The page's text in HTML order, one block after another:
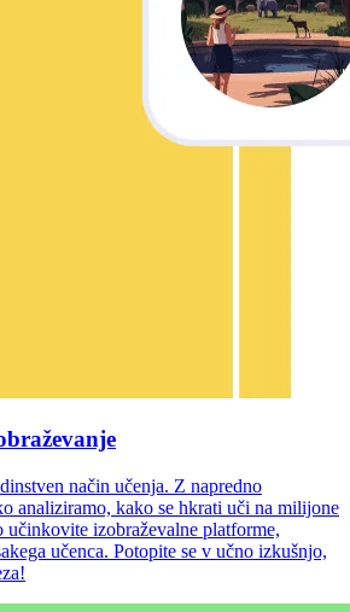
način učenja. Z napredno
analiziramo, kako se hkrati uči na milijone
izobraževalne platforme,
učenca. Potopite se v učno izkušnjo,